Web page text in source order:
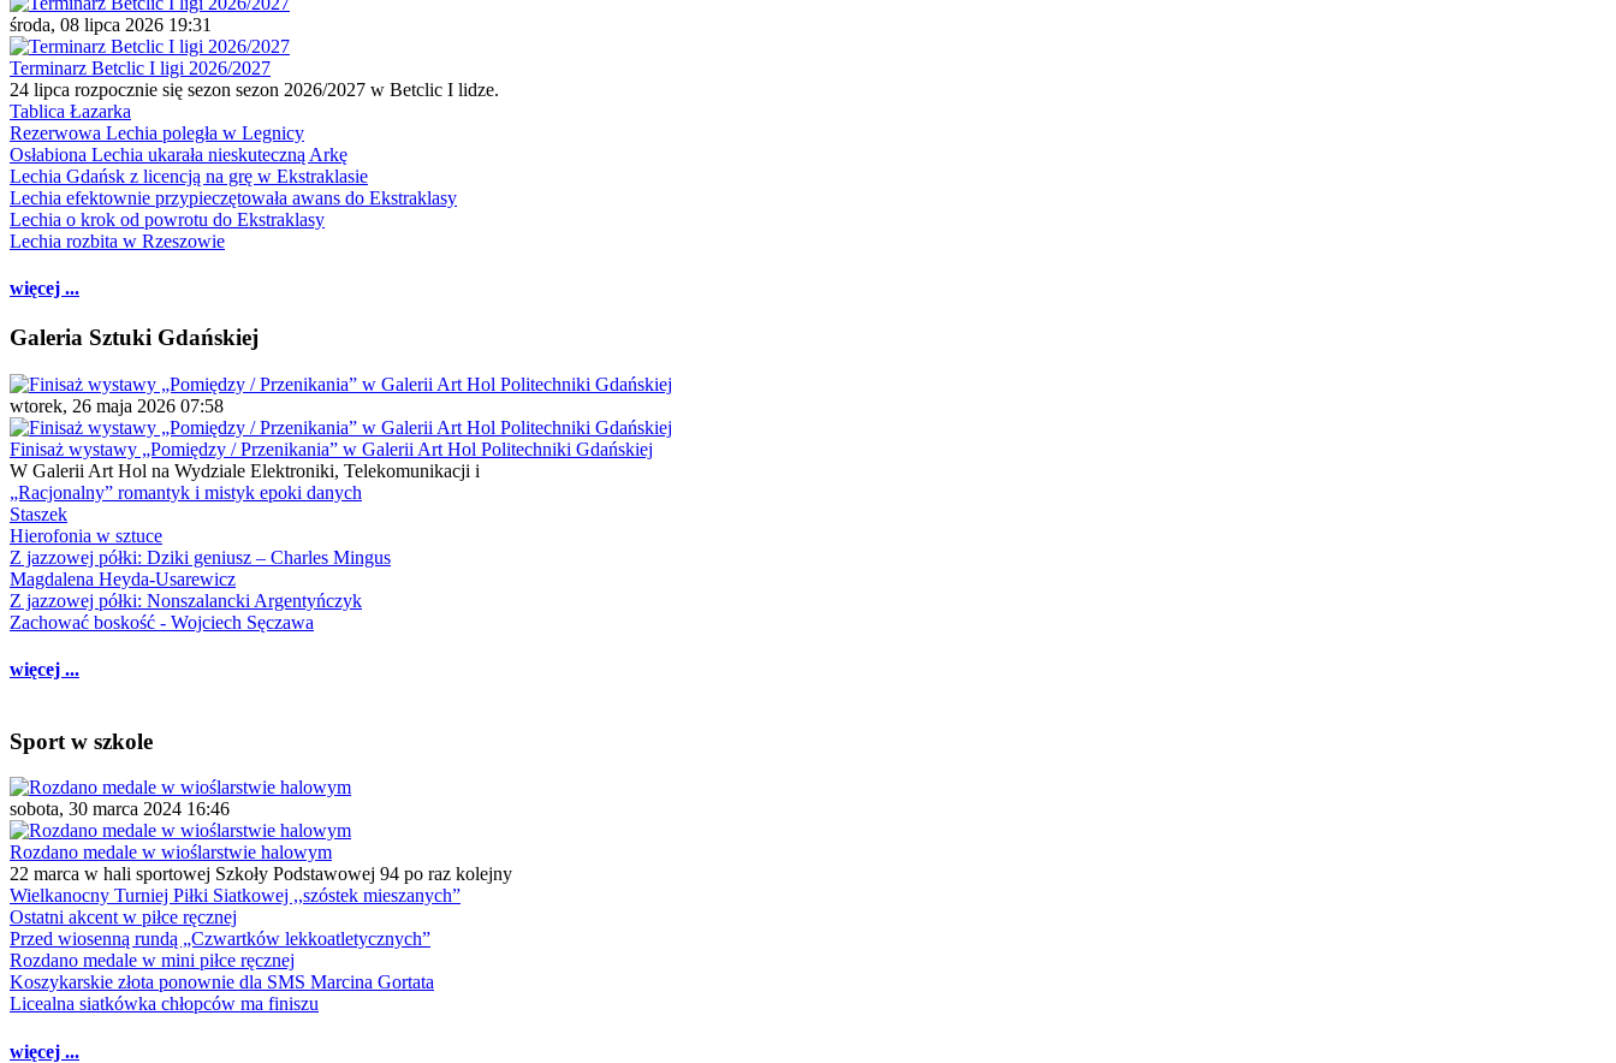
środa, 08 lipca 2026 19:31
Terminarz Betclic I ligi 2026/2027
24 lipca rozpocznie się sezon sezon 2026/2027 w Betclic I lidze.
Tablica Łazarka
Rezerwowa Lechia poległa w Legnicy
Osłabiona Lechia ukarała nieskuteczną Arkę
Lechia Gdańsk z licencją na grę w Ekstraklasie
Lechia efektownie przypieczętowała awans do Ekstraklasy
Lechia o krok od powrotu do Ekstraklasy
Lechia rozbita w Rzeszowie
więcej ...
Galeria Sztuki Gdańskiej
wtorek, 26 maja 2026 07:58
Finisaż wystawy „Pomiędzy / Przenikania” w Galerii Art Hol Politechniki Gdańskiej
W Galerii Art Hol na Wydziale Elektroniki, Telekomunikacji i
„Racjonalny” romantyk i mistyk epoki danych
Staszek
Hierofonia w sztuce
Z jazzowej półki: Dziki geniusz – Charles Mingus
Magdalena Heyda-Usarewicz
Z jazzowej półki: Nonszalancki Argentyńczyk
Zachować boskość - Wojciech Sęczawa
więcej ...
Sport w szkole
sobota, 30 marca 2024 16:46
Rozdano medale w wioślarstwie halowym
22 marca w hali sportowej Szkoły Podstawowej 94 po raz kolejny
Wielkanocny Turniej Piłki Siatkowej ,,szóstek mieszanych”
Ostatni akcent w piłce ręcznej
Przed wiosenną rundą „Czwartków lekkoatletycznych”
Rozdano medale w mini piłce ręcznej
Koszykarskie złota ponownie dla SMS Marcina Gortata
Licealna siatkówka chłopców ma finiszu
więcej ...